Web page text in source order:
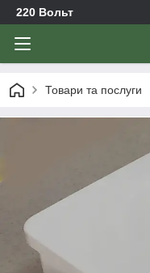
220 Вольт
Товари та послуги